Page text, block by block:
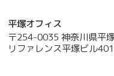
平塚オフィス
〒254-0035 神奈川県平
リファレンス平塚ビル401